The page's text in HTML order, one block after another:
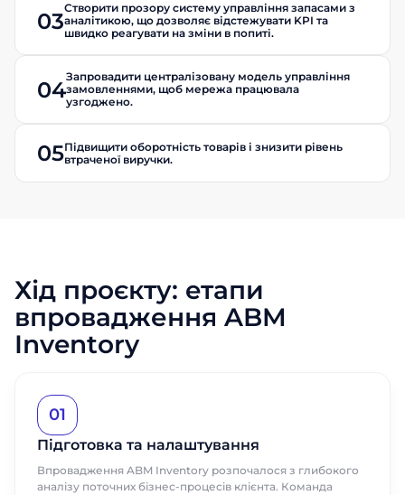
03Створити прозору систему управління запасами з
аналітикою, що дозволяє відстежувати KPI та
швидко реагувати на зміни в попиті.
04Запровадити централізовану модель управління
замовленнями, щоб мережа працювала
узгоджено.
05Підвищити оборотність товарів і знизити рівень
втраченої виручки.
Хід проєкту: етапи
впровадження ABM
Inventory
01
Підготовка та налаштування
Впровадження ABM Inventory розпочалося з глибокого
аналізу поточних бізнес-процесів клієнта. Команда